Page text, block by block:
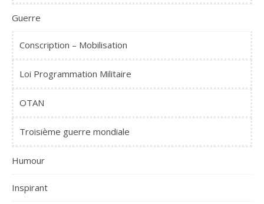
Guerre
Conscription – Mobilisation
Loi Programmation Militaire
OTAN
Troisième guerre mondiale
Humour
Inspirant